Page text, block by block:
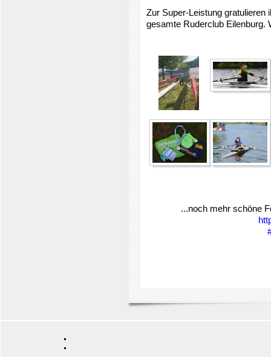
Zur Super-Leistung gratulieren
gesamte Ruderclub Eilenburg.
...noch mehr schöne